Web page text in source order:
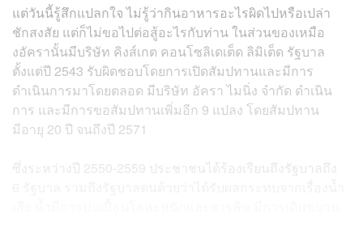
แต่วันนี้รู้สึกแปลกใจ ไม่รู้ว่ากินอาหารอะไรผิดไปหรือเปล่า
ชักสงสัย แต่ก็ไม่ขอไปต่อสู้อะไรกับท่าน ในส่วนของเหมือ
งอัครานั้นมีบริษัท คิงส์เกต คอนโซลิเดเต็ด ลิมิเต็ด รัฐบาล
ตั้งแต่ปี 2543 รับผิดชอบโดยการเปิดสัมปทานและมีการ
ดำเนินการมาโดยตลอด มีบริษัท อัครา ไมนิ่ง จำกัด ดำเนิน
การ และมีการขอสัมปทานเพิ่มอีก 9 แปลง โดยสัมปทาน
มีอายุ 20 ปี จนถึงปี 2571
ซึ่งระหว่างปี 2550-2559 ประชาชนได้ร้องเรียนถึงรัฐบาลถึง